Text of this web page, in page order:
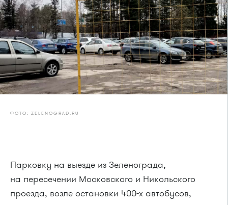
ФОТО: ZELENOGRAD.RU
Парковку на выезде из Зеленограда,
на пересечении Московского и Никольского
проезда, возле остановки 400-х автобусов,